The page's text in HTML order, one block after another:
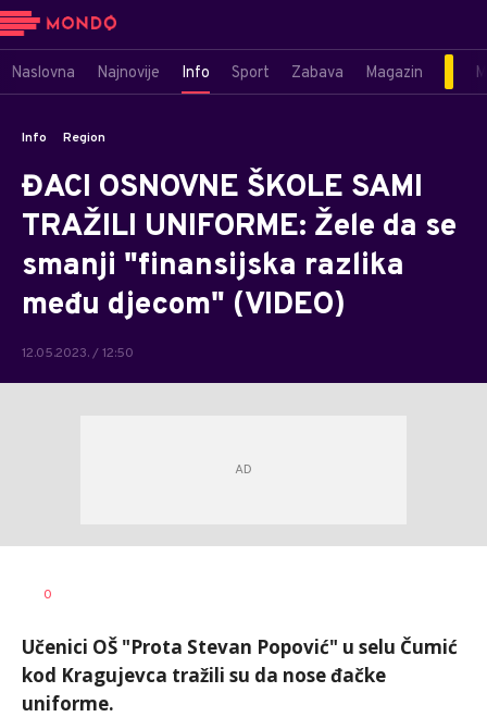
Naslovna Najnovije Info Sport Zabava Magazin
Info Region
ĐACI OSNOVNE ŠKOLE SAMI
TRAŽILI UNIFORME: Žele da se
smanji "finansijska razlika
među djecom" (VIDEO)
12.05.2023. / 12:50
AUTOR
0
Učenici OŠ "Prota Stevan Popović" u selu Čumić
kod Kragujevca tražili su da nose đačke
uniforme.